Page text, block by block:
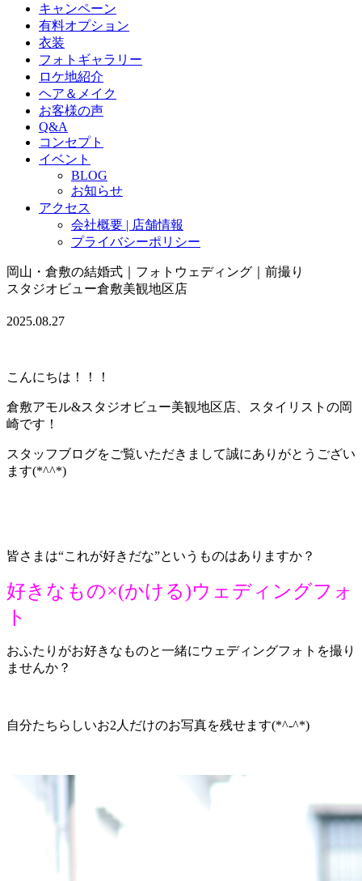
キャンペーン
有料オプション
衣装
フォトギャラリー
ロケ地紹介
ヘア＆メイク
お客様の声
Q&A
コンセプト
イベント
BLOG
お知らせ
アクセス
会社概要 | 店舗情報
プライバシーポリシー
岡山・倉敷の結婚式｜フォトウェディング｜前撮り
スタジオビュー倉敷美観地区店
2025.08.27
こんにちは！！！
倉敷アモル&スタジオビュー美観地区店、スタイリストの岡
崎です！
スタッフブログをご覧いただきまして誠にありがとうござい
ます(*^^*)
皆さまは“これが好きだな”というものはありますか？
好きなもの×(かける)ウェディングフォ
ト
おふたりがお好きなものと一緒にウェディングフォトを撮り
ませんか？
自分たちらしいお2人だけのお写真を残せます(*^-^*)